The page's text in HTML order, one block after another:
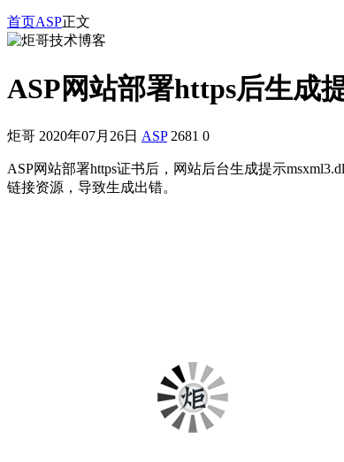
首页ASP正文
ASP网站部署https后生成
炬哥 2020年07月26日 ASP 2681 0
ASP网站部署https证书后，网站后台生成提示
链接资源，导致生成出错。